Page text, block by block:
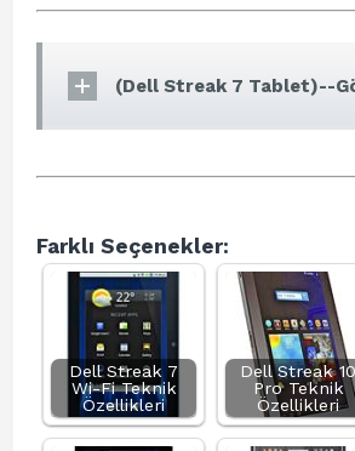
(Dell Streak 7 Tablet)--
Farklı Seçenekler:
Dell Streak 7
Wi-Fi Teknik
Özellikleri
Dell Streak 10
Pro Teknik
Özellikleri